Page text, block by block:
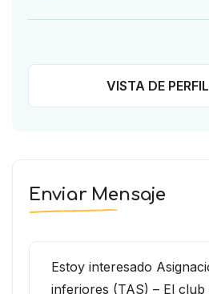
VISTA DE PERFIL
Enviar Mensaje